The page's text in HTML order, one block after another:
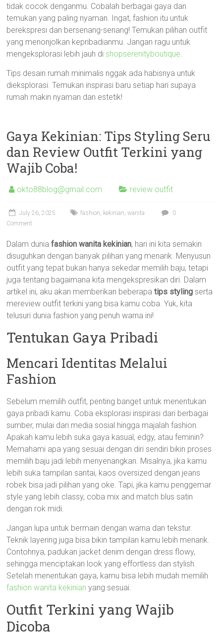
tidak cocok denganmu. Cobalah berbagai gaya dan
temukan yang paling nyaman. Ingat, fashion itu untuk
berekspresi dan bersenang-senang! Temukan pilihan outfit
yang menonjolkan kepribadianmu. Jangan ragu untuk
mengeksplorasi lebih jauh di shopserenityboutique.
Tips desain rumah minimalis nggak ada habisnya untuk
dieksplorasi. Temukan inspirasi baru setiap hari supaya
rumah makin nyaman dan estetik!
Gaya Kekinian: Tips Styling Seru
dan Review Outfit Terkini yang
Wajib Coba!
okto88blog@gmail.com review outfit
July 26, 2025 fashion, kekinian,wanita
0
Comment
Dalam duniafashion wanita kekinian, hari ini kita semakin
disuguhkan dengan banyak pilihan yang menarik. Menyusun
outfit yang tepat bukan hanya sekedar memilih baju, tetapi
juga tentang bagaimana kita mengekspresikan diri. Dalam
artikel ini, aku akan memberikan beberapatips styling serta
mereview outfit terkini yang bisa kamu coba. Yuk, kita
telusuri dunia fashion yang penuh warna ini!
Tentukan Gaya Pribadi
Mencari Identitas Melalui
Fashion
Sebelum memilih outfit, penting banget untuk menentukan
gaya pribadi kamu. Coba eksplorasi inspirasi dari berbagai
sumber, mulai dari media sosial hingga majalah fashion.
Apakah kamu lebih suka gaya kasual, edgy, atau feminin?
Memahami apa yang sesuai dengan diri sendiri bikin proses
memilih baju jadi lebih menyenangkan. Misalnya, jika kamu
lebih suka tampilan santai, kaos oversized dengan jeans
robek bisa jadi pilihan yang oke. Tapi, jika kamu penggemar
style yang lebih classy, coba mix and match blus satin
dengan rok midi.
Jangan lupa untuk bermain dengan warna dan tekstur.
Teknik layering juga bisa bikin tampilan kamu lebih menarik.
Contohnya, padukan jacket denim dengan dress flowy,
sehingga menciptakan look yang effortless dan stylish.
Setelah menentukan gaya, kamu bisa lebih mudah memilih
fashion wanita kekinian yang sesuai.
Outfit Terkini yang Wajib
Dicoba